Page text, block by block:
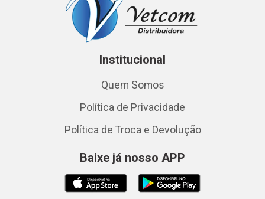
Institucional
Quem Somos
Política de Privacidade
Política de Troca e Devolução
Baixe já nosso APP